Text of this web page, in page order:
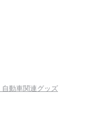
動車関連グッズ